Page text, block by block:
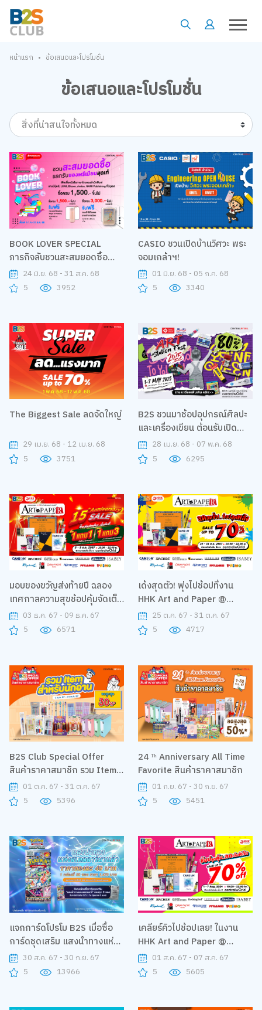
หน้าแรก • ข้อเสนอและโปรโมชั่น
ข้อเสนอและโปรโมชั่น
สิ่งที่น่าสนใจทั้งหมด
BOOK LOVER SPECIAL
ภารกิจลับชวนสะสมยอดซื้อ
หนังสือในเครือสำนักพิมพ์นานมี
บุ๊คส์ แลกรับของพรีเมี่ยมสุดเก๋
24 มิ.ย. 68 - 31 ส.ค. 68
5
3952
CASIO ชวนเปิดบ้านวิศวะ พระ
จอมเกล้าฯ!
01 มิ.ย. 68 - 05 ก.ค. 68
5
3340
The Biggest Sale ลดจัดใหญ่
29 เม.ย. 68 - 12 เม.ย. 68
5
3751
B2S ชวนมาช้อปอุปกรณ์ศิลปะ
และเครื่องเขียน ต้อนรับเปิด
เทอม ลดสูงสุดถึง 80%
28 เม.ย. 68 - 07 พ.ค. 68
5
6295
มอบของขวัญส่งท้ายปี ฉลอง
เทศกาลความสุขช้อปคุ้มจัดเต็ม
ในงาน B2S x HHK 15th
anniversary sale
03 ธ.ค. 67 - 09 ธ.ค. 67
5
6571
เด้งสุดตัว! พุ่งไปช้อปที่งาน
HHK Art and Paper @
Central Worlds (ลานโปรโมชั่น
ชั้น 6)
25 ต.ค. 67 - 31 ต.ค. 67
5
4717
B2S Club Special Offer
สินค้าราคาสมาชิก รวม Item
สำหรับนักอ่าน
01 ต.ค. 67 - 31 ต.ค. 67
5
5396
24 ᵀʰ Anniversary All Time
Favorite สินค้าราคาสมาชิก
01 ก.ย. 67 - 30 ก.ย. 67
5
5451
แจกการ์ดโปรโม B2S เมื่อซื้อ
การ์ดชุดเสริม แสงนำทางแห่งส
เตลลาร์30 ส.ค. 67 - 30 ก.ย. 67
5
13966
เคลียร์คิวไปช้อปเลย! ในงาน
HHK Art and Paper @
Central Worlds
01 ส.ค. 67 - 07 ส.ค. 67
5
5605